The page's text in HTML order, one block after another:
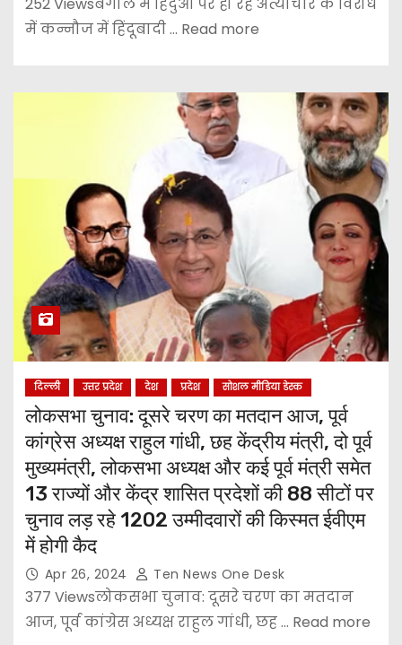
252 Viewsबंगाल में हिंदुओं पर हो रहे अत्याचार के विरोध
में कन्नौज में हिंदूबादी ... Read more
दिल्ली उत्तर प्रदेश देश प्रदेश सोशल मीडिया डेस्क
लोकसभा चुनाव: दूसरे चरण का मतदान आज, पूर्व
कांग्रेस अध्यक्ष राहुल गांधी, छह केंद्रीय मंत्री, दो पूर्व
मुख्यमंत्री, लोकसभा अध्यक्ष और कई पूर्व मंत्री समेत
13 राज्यों और केंद्र शासित प्रदेशों की 88 सीटों पर
चुनाव लड़ रहे 1202 उम्मीदवारों की किस्मत ईवीएम
में होगी कैद
Apr 26, 2024 Ten News One Desk
377 Viewsलोकसभा चुनाव: दूसरे चरण का मतदान
आज, पूर्व कांग्रेस अध्यक्ष राहुल गांधी, छह ... Read more